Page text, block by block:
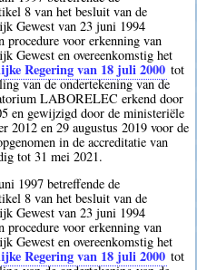
8 van het besluit van de
Gewest van 23 juni 1994
procedure voor erkenning van
Gewest en overeenkomstig het
Regering van 18 juli 2000 tot
van de ondertekening van de
LABORELEC erkend door
en gewijzigd door de ministeriële
2012 en 29 augustus 2019 voor de
in de accreditatie van
tot 31 mei 2021.
1997 betreffende de
8 van het besluit van de
Gewest van 23 juni 1994
procedure voor erkenning van
Gewest en overeenkomstig het
Regering van 18 juli 2000 tot